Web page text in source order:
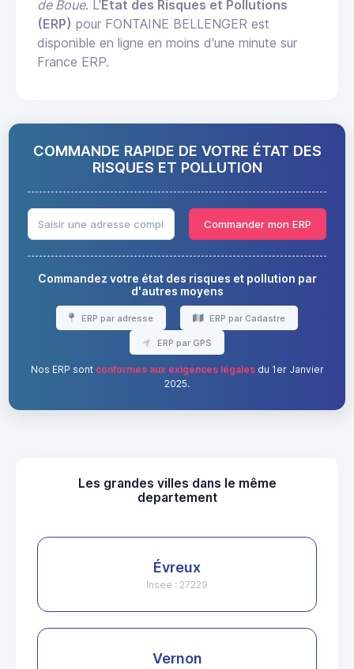
de Boue. L' État des Risques et Pollutions
(ERP) pour FONTAINE BELLENGER est
disponible en ligne en moins d'une minute sur
France ERP.
COMMANDE RAPIDE DE VOTRE ÉTAT DES
RISQUES ET POLLUTION
Commander mon ERP
Commandez votre état des risques et pollution par
d'autres moyens
ERP par adresse ERP par Cadastre
ERP par GPS
Nos ERP sont conformes aux exigences légalesdu 1er Janvier
2025.
Les grandes villes dans le même
departement
Évreux
Insee : 27229
Vernon